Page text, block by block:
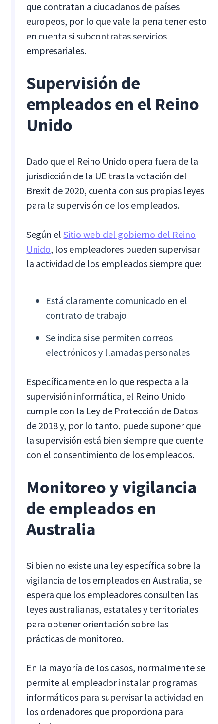
que contratan a ciudadanos de países
europeos, por lo que vale la pena tener esto
en cuenta si subcontratas servicios
empresariales.
Supervisión de
empleados en el Reino
Unido
Dado que el Reino Unido opera fuera de la
jurisdicción de la UE tras la votación del
Brexit de 2020, cuenta con sus propias leyes
para la supervisión de los empleados.
Según elSitio web del gobierno del Reino
Unido, los empleadores pueden supervisar
la actividad de los empleados siempre que:
Está claramente comunicado en el
contrato de trabajo
Se indica si se permiten correos
electrónicos y llamadas personales
Específicamente en lo que respecta a la
supervisión informática, el Reino Unido
cumple con la Ley de Protección de Datos
de 2018 y, por lo tanto, puede suponer que
la supervisión está bien siempre que cuente
con el consentimiento de los empleados.
Monitoreo y vigilancia
de empleados en
Australia
Si bien no existe una ley específica sobre la
vigilancia de los empleados en Australia, se
espera que los empleadores consulten las
leyes australianas, estatales y territoriales
para obtener orientación sobre las
prácticas de monitoreo.
En la mayoría de los casos, normalmente se
permite al empleador instalar programas
informáticos para supervisar la actividad en
los ordenadores que proporciona para